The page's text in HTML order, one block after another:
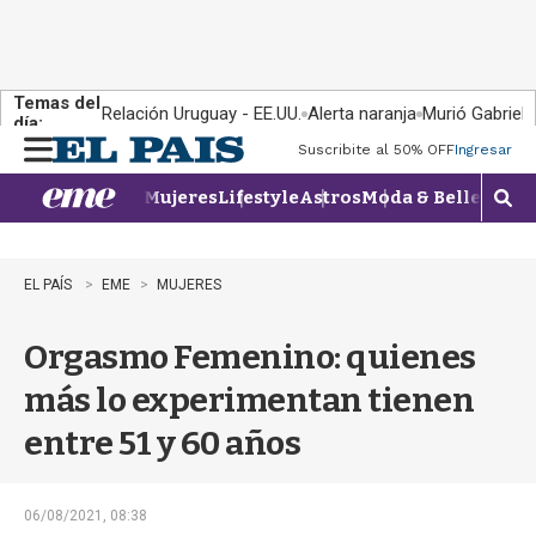
Temas del
día:
Relación Uruguay - EE.UU. Alerta naranja Murió Gabriel
Suscribite al 50% OFFIngresar
MujeresLifestyleAstrosModa & BellezaM
o
EL PAÍS EME MUJERES
Orgasmo Femenino: quienes
más lo experimentan tienen
entre 51 y 60 años
06/08/2021, 08:38